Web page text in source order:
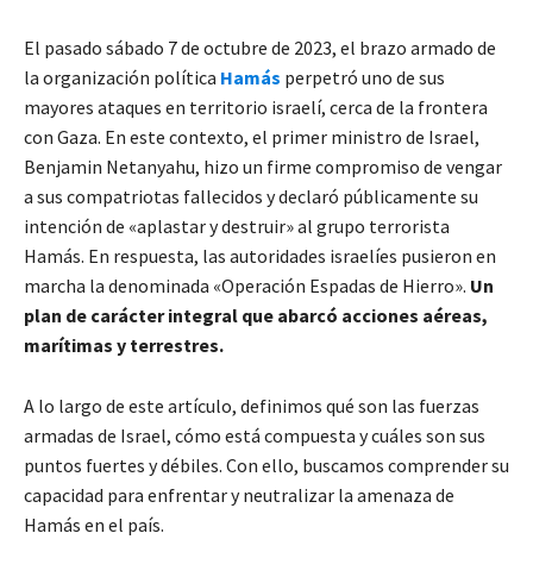
El pasado sábado 7 de octubre de 2023, el brazo armado de
la organización política Hamás perpetró uno de sus
mayores ataques en territorio israelí, cerca de la frontera
con Gaza. En este contexto, el primer ministro de Israel,
Benjamin Netanyahu, hizo un firme compromiso de vengar
a sus compatriotas fallecidos y declaró públicamente su
intención de «aplastar y destruir» al grupo terrorista
Hamás. En respuesta, las autoridades israelíes pusieron en
marcha la denominada «Operación Espadas de Hierro». Un
plan de carácter integral que abarcó acciones aéreas,
marítimas y terrestres.
A lo largo de este artículo, definimos qué son las fuerzas
armadas de Israel, cómo está compuesta y cuáles son sus
puntos fuertes y débiles. Con ello, buscamos comprender su
capacidad para enfrentar y neutralizar la amenaza de
Hamás en el país.